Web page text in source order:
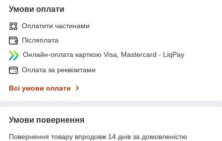
Умови оплати
Оплатити частинами
Післяплата
Онлайн-оплата карткою Visa, Mastercard - LiqPay
Оплата за реквізитами
Всі умови оплати
Умови повернення
Повернення товару впродовж 14 днів за домовленістю